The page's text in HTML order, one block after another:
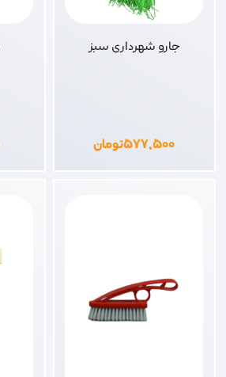
جارو شهرداری سبز
۵۷۷,۵۰۰تومان